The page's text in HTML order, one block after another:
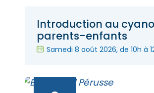
Introduction au
parents-enfants
Samedi 8 août 2026, de 10h à